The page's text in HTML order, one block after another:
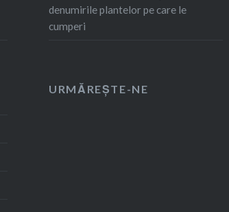
denumirile plantelor pe care le
cumperi
URMĂREȘTE-NE